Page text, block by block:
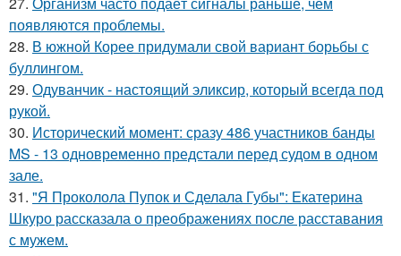
появляются проблемы.
28. В южной Корее придумали свой вариант борьбы с
буллингом.
29. Одуванчик - настоящий эликсир, который всегда под
рукой.
30. Исторический момент: сразу 486 участников банды
MS - 13 одновременно предстали перед судом в одном
зале.
31. "Я Проколола Пупок и Сделала Губы": Екатерина
Шкуро рассказала о преображениях после расставания
с мужем.